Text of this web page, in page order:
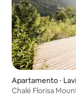
Apartamento ⋅
Chalé Florisa